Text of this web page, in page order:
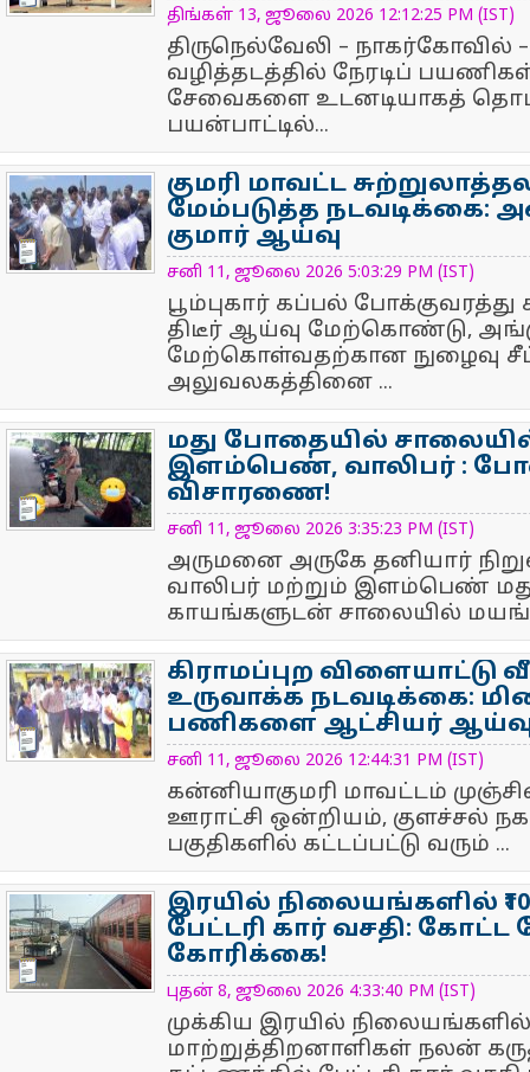
திங்கள் 13, ஜூலை 2026 12:12:25 PM (IST)
திருநெல்வேலி – நாகர்கோவில்
வழித்தடத்தில் நேரடிப்
சேவைகளை உடனடியாகத்
பயன்பாட்டில்...
NewsIcon
குமரி மாவட்ட
மேம்படுத்த நடவடிக்கை:
குமார் ஆய்வு
சனி 11, ஜூலை 2026 5:03:29 PM (IST)
பூம்புகார் கப்பல்
திடீர் ஆய்வு மேற்கொண்டு,
மேற்கொள்வதற்கான நுழைவு
அலுவலகத்தினை ...
NewsIcon
மது போதையில்
இளம்பெண், வாலிபர் :
விசாரணை!
சனி 11, ஜூலை 2026 3:35:23 PM (IST)
அருமனை அருகே தனியார்
வாலிபர் மற்றும் இளம்பெண்
காயங்களுடன் சாலையில்
NewsIcon
கிராமப்புற விளையாட்டு
உருவாக்க நடவடிக்கை:
பணிகளை ஆட்சியர்
சனி 11, ஜூலை 2026 12:44:31 PM (IST)
கன்னியாகுமரி மாவட்டம்
ஊராட்சி ஒன்றியம், குளச்சல்
பகுதிகளில் கட்டப்பட்டு வரும் ...
NewsIcon
இரயில் நிலையங்களில்
பேட்டரி கார் வசதி: கோட்ட
கோரிக்கை!
புதன் 8, ஜூலை 2026 4:33:40 PM (IST)
முக்கிய இரயில்
மாற்றுத்திறனாளிகள் நலன்